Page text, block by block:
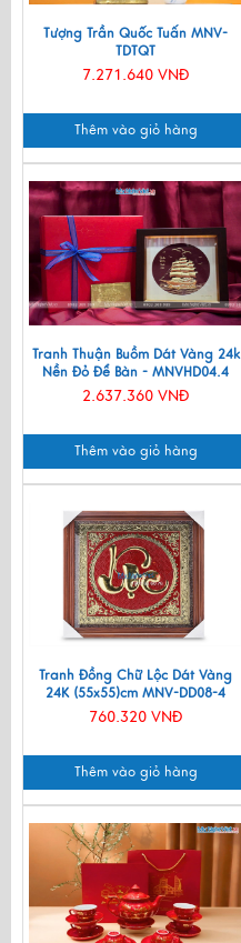
Tượng Trần Quốc Tuấn MNV-
TDTQT
7.271.640 VNĐ
Thêm vào giỏ hàng
Tranh Thuận Buồm Dát Vàng 24k
Nền Đỏ Để Bàn - MNVHD04.4
2.637.360 VNĐ
Thêm vào giỏ hàng
Tranh Đồng Chữ Lộc Dát Vàng
24K (55x55)cm MNV-DD08-4
760.320 VNĐ
Thêm vào giỏ hàng